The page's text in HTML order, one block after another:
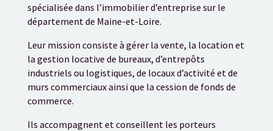
spécialisée dans l’immobilier d’entreprise sur le
département de Maine-et-Loire.
Leur mission consiste à gérer la vente, la location et
la gestion locative de bureaux, d’entrepôts
industriels ou logistiques, de locaux d’activité et de
murs commerciaux ainsi que la cession de fonds de
commerce.
Ils accompagnent et conseillent les porteurs